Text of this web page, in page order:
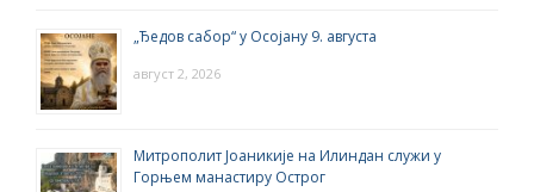
„Ђедов сабор“ у Осојану 9. августа
август 2, 2026
Митрополит Јоаникије на Илиндан служи у
Горњем манастиру Острог